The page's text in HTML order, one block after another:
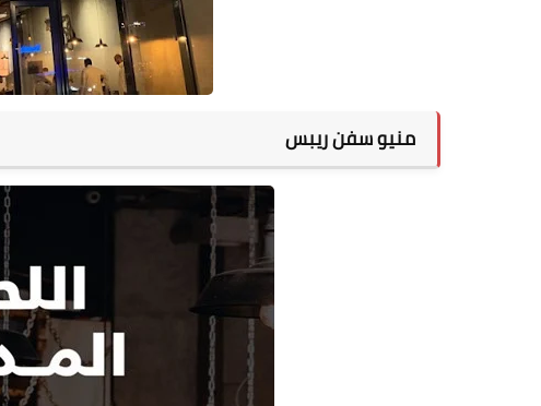
منيو سفن ريبس